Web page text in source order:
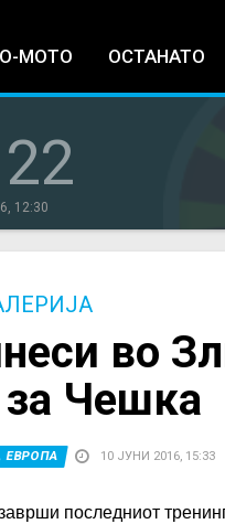
МОТО ОСТАНАТО
22
12:30
во
за Чешка
ЕВРОПА 10 ЈУНИ 2016, 15:33
последниот